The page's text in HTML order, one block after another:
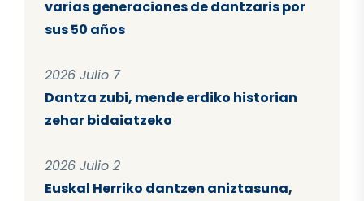
varias generaciones de dantzaris por
sus 50 años
2026 Julio 7
Dantza zubi, mende erdiko historian
zehar bidaiatzeko
2026 Julio 2
Euskal Herriko dantzen aniztasuna,